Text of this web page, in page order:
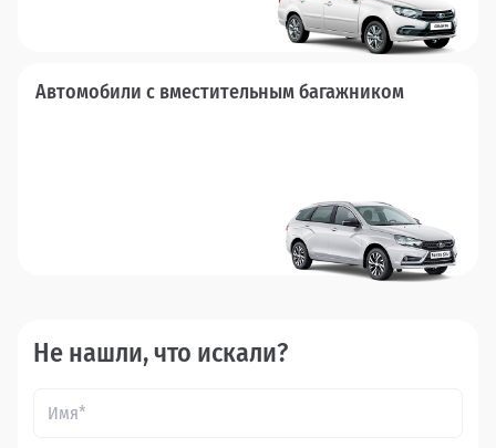
Автомобили с вместительным багажником
Не нашли, что искали?